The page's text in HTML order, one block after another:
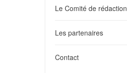
Le Comité de rédaction
Les partenaires
Contact